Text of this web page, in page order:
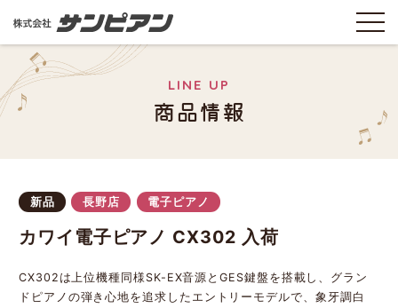
LINE UP
商品情報
新品 長野店 電子ピアノ
カワイ電子ピアノ CX302 入荷
CX302は上位機種同様SK-EX音源とGES鍵盤を搭載し、グラン
ドピアノの弾き心地を追求したエントリーモデルで、象牙調白